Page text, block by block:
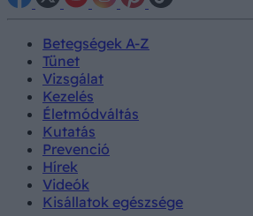
Betegségek A-Z
Tünet
Vizsgálat
Kezelés
Életmódváltás
Kutatás
Prevenció
Hírek
Videók
Kisállatok egészsége